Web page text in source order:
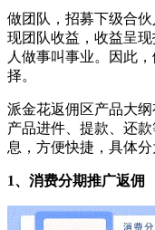
做团队，招募下级合
现团队收益，收益呈
人做事叫事业。因此
择。
派金花返佣区产品大
产品进件、提款、还
息，方便快捷，具体分
1、消费分期推广返佣